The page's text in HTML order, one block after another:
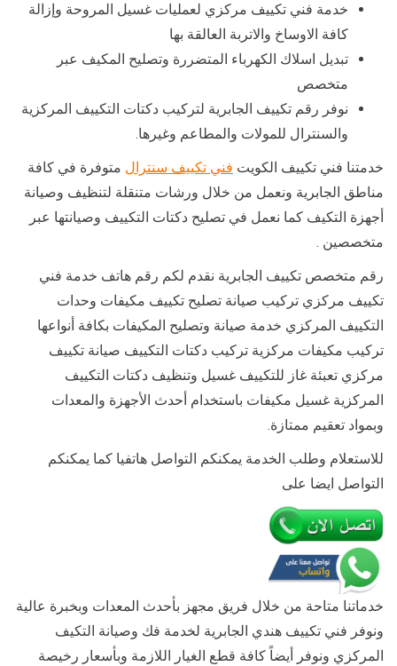
خدمة فني تكييف مركزي لعمليات غسيل المروحة وإزالة
كافة الاوساخ والاتربة العالقة بها
تبديل اسلاك الكهرباء المتضررة وتصليح المكيف عبر
متخصص
نوفر رقم تكييف الجابرية لتركيب دكتات التكييف المركزية
والسنترال للمولات والمطاعم وغيرها.
خدمتنا فني تكييف الكويت فني تكييف سنترال متوفرة في كافة
مناطق الجابرية ونعمل من خلال ورشات متنقلة لتنظيف وصيانة
أجهزة التكيف كما نعمل في تصليح دكتات التكييف وصيانتها عبر
متخصصين .
رقم متخصص تكييف الجابرية نقدم لكم رقم هاتف خدمة فني
تكييف مركزي تركيب صيانة تصليح تكييف مكيفات وحدات
التكييف المركزي خدمة صيانة وتصليح المكيفات بكافة أنواعها
تركيب مكيفات مركزية تركيب دكتات التكييف صيانة تكييف
مركزي تعبئة غاز للتكييف غسيل وتنظيف دكتات التكييف
المركزية غسيل مكيفات باستخدام أحدث الأجهزة والمعدات
وبمواد تعقيم ممتازة.
للاستعلام وطلب الخدمة يمكنكم التواصل هاتفيا كما يمكنكم
التواصل ايضا على
خدماتنا متاحة من خلال فريق مجهز بأحدث المعدات وبخبرة عالية
ونوفر فني تكييف هندي الجابرية لخدمة فك وصيانة التكيف
المركزي ونوفر أيضاً كافة قطع الغيار اللازمة وبأسعار رخيصة